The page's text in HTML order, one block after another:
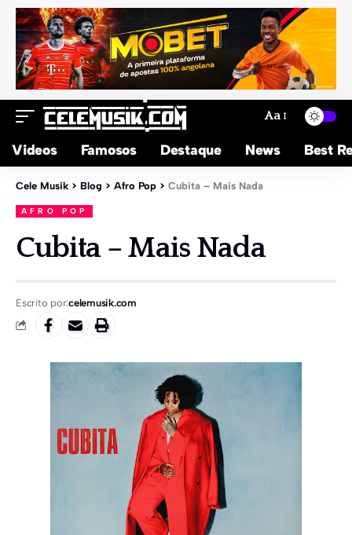
Aa
Videos Famosos Destaque News Best
Cele Musik > Blog > Afro Pop > Cubita – Mais Nada
AFRO POP
Cubita – Mais Nada
Escrito por:celemusik.com